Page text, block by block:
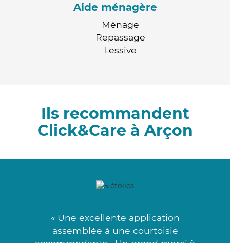
Aide ménagère
Ménage
Repassage
Lessive
Ils recommandent
Click&Care à Arçon
« Une excellente application
assemblée à une courtoisie